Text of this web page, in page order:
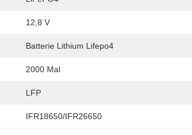
12,8 V
Batterie Lithium Lifepo4
2000 Mal
LFP
IFR18650/IFR26650